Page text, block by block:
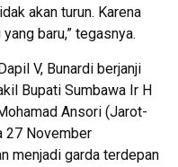
akan turun. Karena
baru,” tegasnya.
V, Bunardi berjanji
Bupati Sumbawa Ir H
Ansori (Jarot-
27 November
menjadi garda terdepan